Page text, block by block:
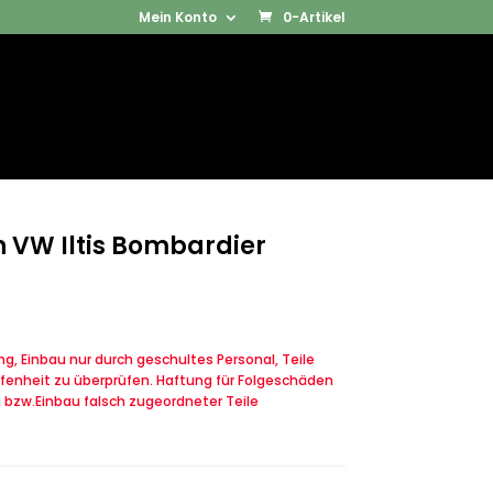
Mein Konto 0-Artikel
Products
Iltis Bombardier
Einbau nur durch geschultes Personal, Teile
zu überprüfen. Haftung für Folgeschäden
falsch zugeordneter Teile